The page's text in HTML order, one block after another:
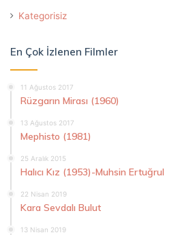
Kategorisiz
En Çok İzlenen Filmler
11 Ağustos 2017
Rüzgarın Mirası (1960)
13 Ağustos 2017
Mephisto (1981)
25 Aralık 2015
Halıcı Kız (1953)-Muhsin Ertuğrul
22 Nisan 2019
Kara Sevdalı Bulut
13 Nisan 2019